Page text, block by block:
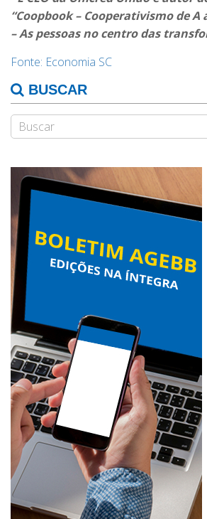
“Coopbook – Cooperativismo de A
– As pessoas no centro das
Fonte: Economia SC
BUSCAR